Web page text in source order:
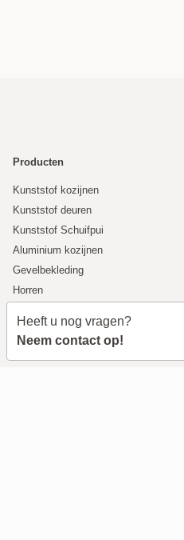
Heeft u nog vragen?
Neem contact op!
Producten
Kunststof kozijnen
Kunststof deuren
Kunststof Schuifpui
Aluminium kozijnen
Gevelbekleding
Horren
Klantenservice